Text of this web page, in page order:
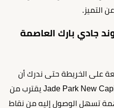
التميز.
جادي بارك العاصمة
على الخريطة حتى ندرك أن
جادي بارك العاصمة الإدارية Jade Park New Capital يقترب من
تسهل الوصول إليه من نقاط